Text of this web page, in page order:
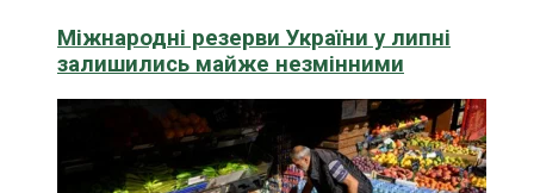
Міжнародні резерви України у липні
залишились майже незмінними